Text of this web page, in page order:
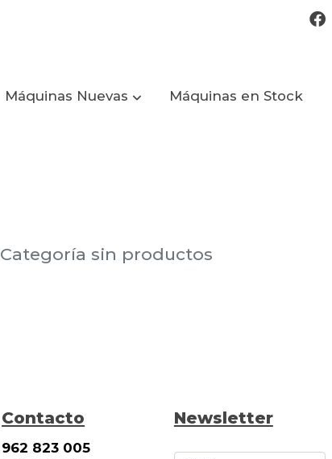
Máquinas Nuevas Máquinas en Stock
Categoría sin productos
Contacto
962 823 005
Newsletter